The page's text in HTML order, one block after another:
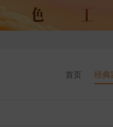
首页 经典